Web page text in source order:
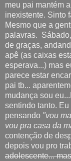
meu pai mantém
inexistente. Sinto
Mesmo que a
palavras.
de graças,
apê (as caixas
esperava...) mas
parece estar
pai tb...
mudança sou
sentindo tanto.
pensando "vou
vou pra casa da
contenção de
depois vou pro
adolescente...